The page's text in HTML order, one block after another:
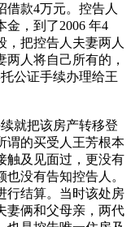
款4万元。控告人
金，到了2006 年4
，把控告人夫妻两人
人将自己所有的，
公证手续办理给王
就把该房产转移登
谓的买受人王芳根本
触及见面过，更没有
没有告知控告人。
行结算。当时该处房
妻俩和父母亲，两代